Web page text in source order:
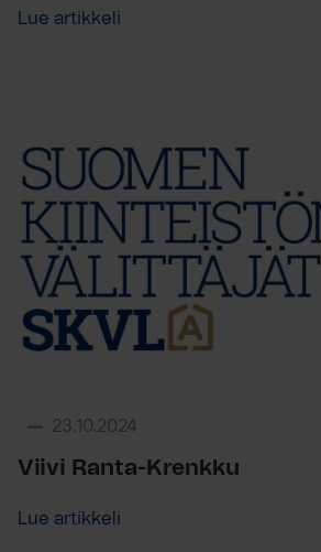
Lue artikkeli
23.10.2024
Viivi Ranta-Krenkku
Lue artikkeli